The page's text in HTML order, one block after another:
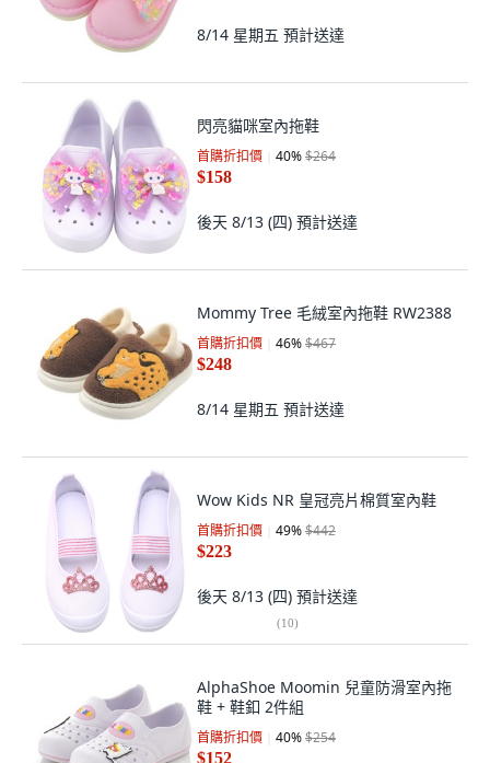
8/14 星期五 預計送達
閃亮貓咪室內拖鞋
首購折扣價 40%$264
$158
後天 8/13 (四) 預計送達
Mommy Tree 毛絨室內拖鞋 RW2388
首購折扣價 46%$467
$248
8/14 星期五 預計送達
Wow Kids NR 皇冠亮片棉質室內鞋
首購折扣價 49%$442
$223
後天 8/13 (四) 預計送達
(10)
AlphaShoe Moomin 兒童防滑室內拖
鞋 + 鞋釦 2件組
首購折扣價 40%$254
$152